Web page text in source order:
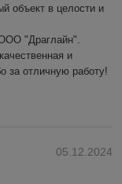
объект в целости и
"Драглайн".
и
за отличную работу!
05.12.2024